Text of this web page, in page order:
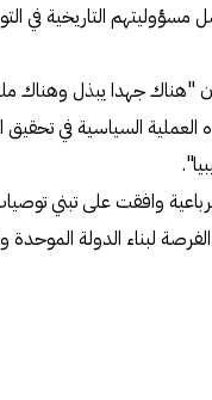
مسؤوليتهم التاريخية في
"هناك جهدا يبذل وهناك
أن تنجح هذه العملية السياسية في
وافقت على تبني
لبناء الدولة الموحدة